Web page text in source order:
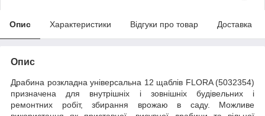
Опис Характеристики Відгуки про товар Доставка
Опис
Драбина розкладна універсальна 12 щаблів FLORA (5032354)
призначена для внутрішніх і зовнішніх будівельних і
ремонтних робіт, збирання врожаю в саду. Можливе